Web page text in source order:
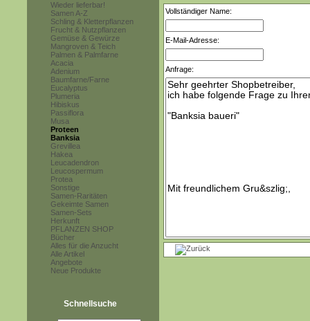
Wieder lieferbar!
Samen A-Z
Schling & Kletterpflanzen
Frucht & Nutzpflanzen
Gemüse & Gewürze
Mangroven & Teich
Palmen & Palmfarne
Acacia
Adenium
Baumfarne/Farne
Eucalyptus
Plumeria
Hibiskus
Passiflora
Musa
Proteen
Banksia
Grevillea
Hakea
Leucadendron
Leucospermum
Protea
Sonstige
Samen-Raritäten
Gekeimte Samen
Samen-Sets
Herkunft
PFLANZEN SHOP
Bücher
Alles für die Anzucht
Alle Artikel
Angebote
Neue Produkte
Schnellsuche
Vollständiger Name:
E-Mail-Adresse:
Anfrage: